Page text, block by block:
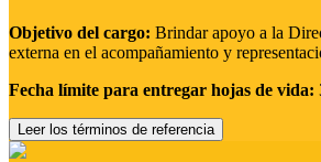
Objetivo del cargo: Brindar apoyo a la
externa en el acompañamiento y
Fecha límite para entregar hojas de vida:
Leer los términos de referencia